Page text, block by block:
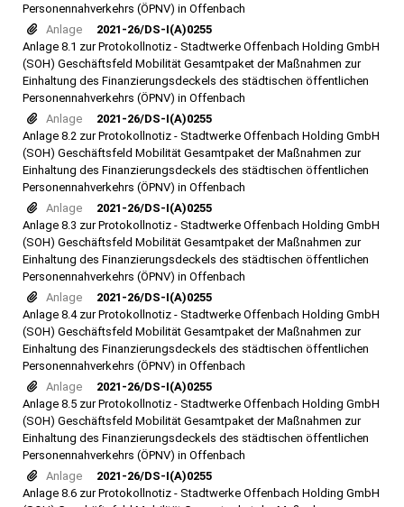
Personennahverkehrs (ÖPNV) in Offenbach
Anlage
2021-26/DS-I(A)0255
Anlage 8.1 zur Protokollnotiz - Stadtwerke Offenbach Holding GmbH
(SOH) Geschäftsfeld Mobilität Gesamtpaket der Maßnahmen zur
Einhaltung des Finanzierungsdeckels des städtischen öffentlichen
Personennahverkehrs (ÖPNV) in Offenbach
Anlage
2021-26/DS-I(A)0255
Anlage 8.2 zur Protokollnotiz - Stadtwerke Offenbach Holding GmbH
(SOH) Geschäftsfeld Mobilität Gesamtpaket der Maßnahmen zur
Einhaltung des Finanzierungsdeckels des städtischen öffentlichen
Personennahverkehrs (ÖPNV) in Offenbach
Anlage
2021-26/DS-I(A)0255
Anlage 8.3 zur Protokollnotiz - Stadtwerke Offenbach Holding GmbH
(SOH) Geschäftsfeld Mobilität Gesamtpaket der Maßnahmen zur
Einhaltung des Finanzierungsdeckels des städtischen öffentlichen
Personennahverkehrs (ÖPNV) in Offenbach
Anlage
2021-26/DS-I(A)0255
Anlage 8.4 zur Protokollnotiz - Stadtwerke Offenbach Holding GmbH
(SOH) Geschäftsfeld Mobilität Gesamtpaket der Maßnahmen zur
Einhaltung des Finanzierungsdeckels des städtischen öffentlichen
Personennahverkehrs (ÖPNV) in Offenbach
Anlage
2021-26/DS-I(A)0255
Anlage 8.5 zur Protokollnotiz - Stadtwerke Offenbach Holding GmbH
(SOH) Geschäftsfeld Mobilität Gesamtpaket der Maßnahmen zur
Einhaltung des Finanzierungsdeckels des städtischen öffentlichen
Personennahverkehrs (ÖPNV) in Offenbach
Anlage
2021-26/DS-I(A)0255
Anlage 8.6 zur Protokollnotiz - Stadtwerke Offenbach Holding GmbH